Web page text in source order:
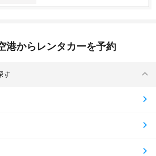
港からレンタカーを予約
す